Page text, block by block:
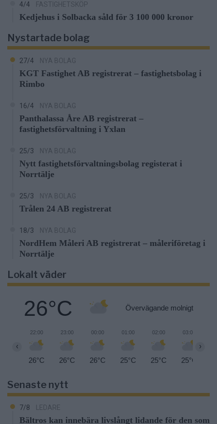
4/4 FASTIGHETSKÖP
Kedjehus i Solbacka såld för 3 100 000 kronor
Nystartade bolag
27/4 NYA BOLAG
KGT Fastighet AB registrerat – fastighetsbolag i
Rimbo
16/4 NYA BOLAG
Panthalassa Åre AB registrerat –
fastighetsförvaltning i Yxlan
25/3 NYA BOLAG
Nytt fastighetsförvaltningsbolag registerat i
Norrtälje
25/3 NYA BOLAG
Trålen 24 AB registrerat
18/3 NYA BOLAG
NordHem Måleri AB registrerat – måleriföretag i
Norrtälje
Lokalt väder
26°C Övervägande molnigt
22:00
26°C
23:00
26°C
00:00
26°C
01:00
25°C
02:00
25°C
03:00
25°C
‹ ›
Senaste nytt
7/8 LEDARE
Bältros kan innebära livslångt lidande för den som